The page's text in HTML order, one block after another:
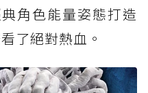
角色能量姿態打造
了絕對熱血。